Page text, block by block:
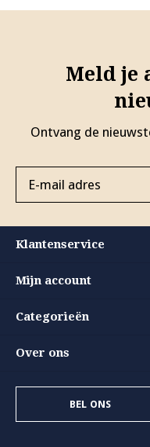
Meld je
Ontvang de
Klantenservice
Mijn account
Categorieën
Over ons
BEL ONS